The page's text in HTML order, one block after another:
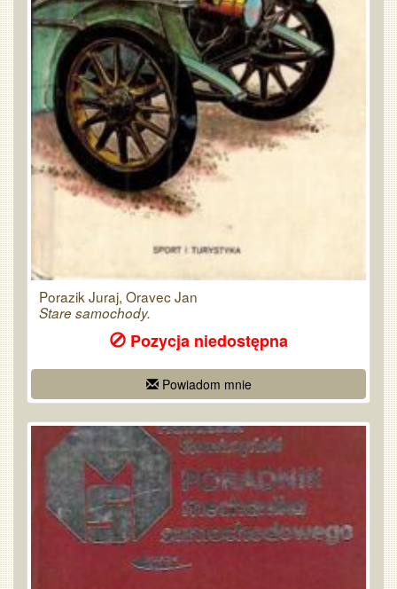
Porazik Juraj, Oravec Jan
Stare samochody.
Pozycja niedostępna
Powiadom mnie